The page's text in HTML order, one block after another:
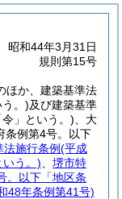
昭和44年3月31日
規則第15号
ほか、建築基準法
。)及び建築基準
」という。) 、大
条例第4号。以下
施行条例(平成
いう。)
堺市特
。以下「地区条
48年条例第41号)